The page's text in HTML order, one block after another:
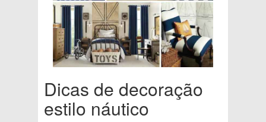
Dicas de decoração
estilo náutico